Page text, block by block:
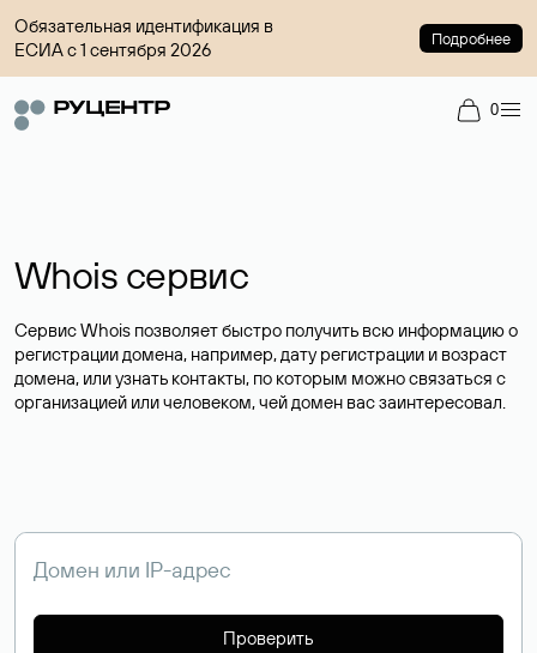
Обязательная идентификация в
ЕСИА с 1 сентября 2026
Подробнее
0
Whois сервис
Сервис Whois позволяет быстро получить всю информацию о
регистрации домена, например, дату регистрации и возраст
домена, или узнать контакты, по которым можно связаться с
организацией или человеком, чей домен вас заинтересовал.
Проверить